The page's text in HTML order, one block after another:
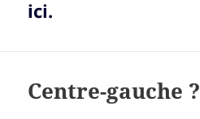
ici.
Centre-gauche ?